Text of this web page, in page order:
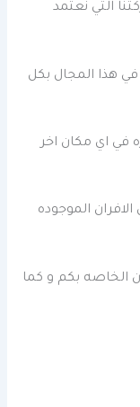
التي نعتمد
هذا المجال بكل
في اي مكان اخر
الموجوده
الخاصه بكم و كما